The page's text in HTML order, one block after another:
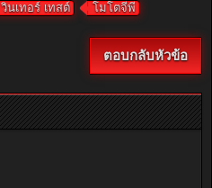
วินเทอร์ เทสต์ โมโตจีพี
ตอบกลับหัวข้อ